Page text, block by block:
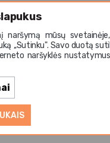
naršymą mūsų
,,Sutinku". Savo duotą
naršyklės